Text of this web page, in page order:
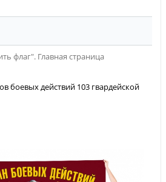
флаг". Главная страница
боевых действий 103 гвардейской